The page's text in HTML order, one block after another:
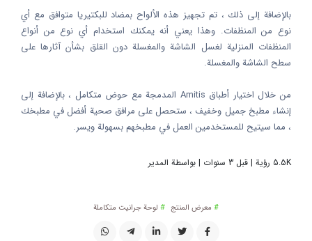
بالإضافة إلى ذلك ، تم تجهيز هذه الألواح بمضاد للبكتيريا متوافق مع أي
نوع من المنظفات. وهذا يعني أنه يمكنك استخدام أي نوع من أنواع
المنظفات المنزلية لغسل الشاشة والمغسلة دون القلق بشأن آثارها على
سطح الشاشة والمغسلة.
من خلال اختيار أطباق Amitis المدمجة مع حوض متكامل ، بالإضافة إلى
إنشاء مطبخ جميل وخفيف ، ستحصل على مرافق صحية أفضل في مطبخك
، مما سيتيح للمستخدمين العمل في مطبخهم بسهولة ويسر.
5.5K رؤية | قبل 3 سنوات | بواسطة المدير
معرض المنتج لوحة جرانيت متكاملة